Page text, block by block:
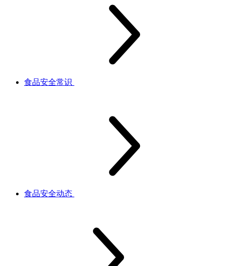
食品安全常识
食品安全动态